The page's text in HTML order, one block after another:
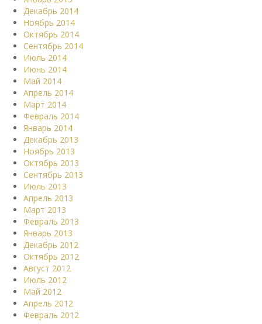
Декабрь 2014
Ноябрь 2014
Октябрь 2014
Сентябрь 2014
Июль 2014
Июнь 2014
Май 2014
Апрель 2014
Март 2014
Февраль 2014
Январь 2014
Декабрь 2013
Ноябрь 2013
Октябрь 2013
Сентябрь 2013
Июль 2013
Апрель 2013
Март 2013
Февраль 2013
Январь 2013
Декабрь 2012
Октябрь 2012
Август 2012
Июль 2012
Май 2012
Апрель 2012
Февраль 2012